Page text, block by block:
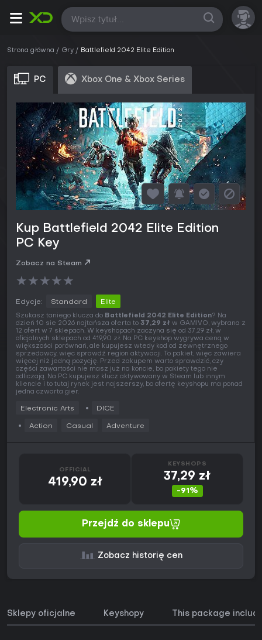
Wszystkie
Strona główna Gry Battlefield 2042 Elite Edition
PC Xbox One & Xbox Series
Kup Battlefield 2042 Elite Edition
PC Key
Zobacz na Steam
★★★★★
Edycje: Standard Elite
Szukasz taniego klucza do Battlefield 2042 Elite Edition? Na
dzień 10 sie 2026 najtańsza oferta to 37,29 zł w GAMIVO, wybrana z
12 ofert w 7 sklepach. W keyshopach zaczyna się od 37,29 zł, w
oficjalnych sklepach od 419,90 zł. Na PC keyshop wygrywa ceną w
większości porównań, ale kupujesz wtedy kod od zewnętrznego
sprzedawcy, więc sprawdź region aktywacji. To pakiet, więc zawiera
więcej niż jedną pozycję. Przed zakupem warto sprawdzić, czy
części zawartości nie masz już na koncie, bo pakiety tego nie
odliczają. Na PC kupujesz klucz aktywowany w Steam lub innym
kliencie i to tutaj rynek jest najszerszy, bo ofertę keyshopu ma ponad
jedna czwarta gier.
Electronic Arts DICE
Action Casual Adventure
OFFICIAL
419,90 zł
KEYSHOPS
37,29 zł
-91%
Przejdź do sklepu
Zobacz historię cen
Sklepy oficjalne Keyshopy This package